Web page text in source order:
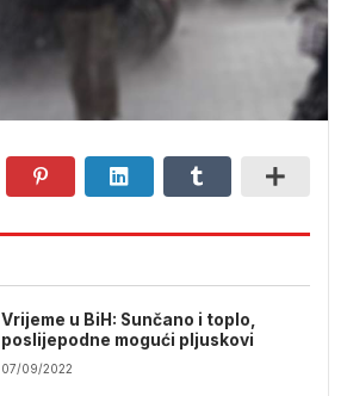
Vrijeme u BiH: Sunčano i toplo,
poslijepodne mogući pljuskovi
07/09/2022